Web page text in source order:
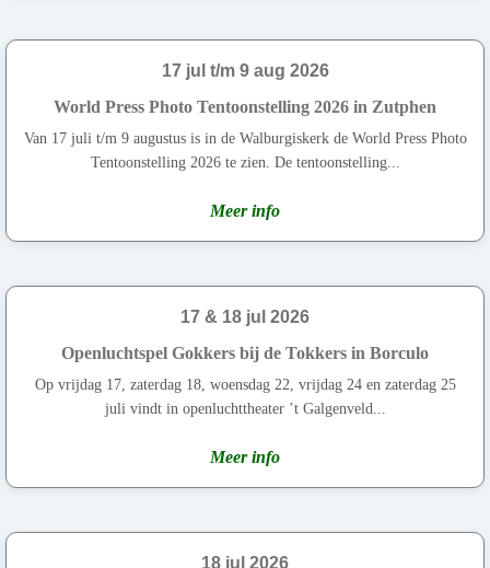
17 jul t/m 9 aug 2026
World Press Photo Tentoonstelling 2026 in Zutphen
Van 17 juli t/m 9 augustus is in de Walburgiskerk de World Press Photo
Tentoonstelling 2026 te zien. De tentoonstelling...
Meer info
17 & 18 jul 2026
Openluchtspel Gokkers bij de Tokkers in Borculo
Op vrijdag 17, zaterdag 18, woensdag 22, vrijdag 24 en zaterdag 25
juli vindt in openluchttheater ’t Galgenveld...
Meer info
18 jul 2026